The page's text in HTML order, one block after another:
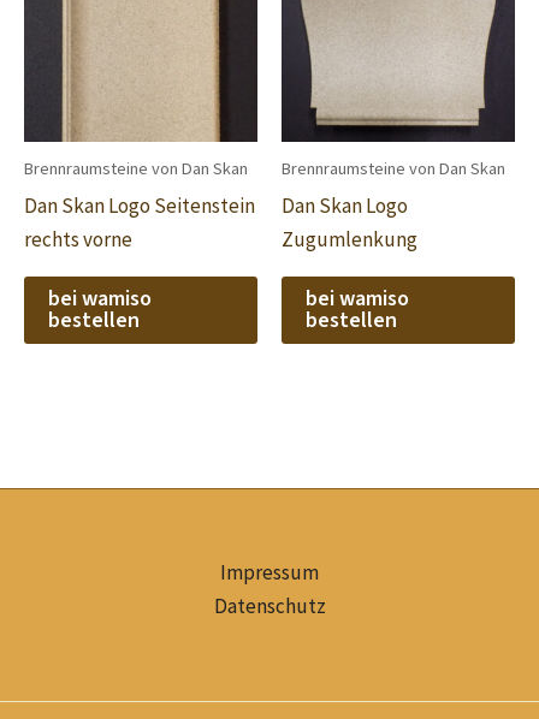
Brennraumsteine von Dan Skan
Dan Skan Logo Seitenstein
rechts vorne
bei wamiso
bestellen
Brennraumsteine von Dan Skan
Dan Skan Logo
Zugumlenkung
bei wamiso
bestellen
Impressum
Datenschutz